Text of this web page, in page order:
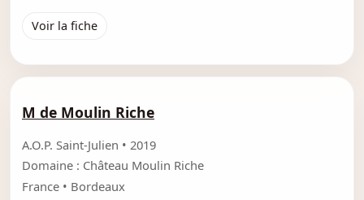
Voir la fiche
M de Moulin Riche
A.O.P. Saint-Julien • 2019
Domaine : Château Moulin Riche
France • Bordeaux